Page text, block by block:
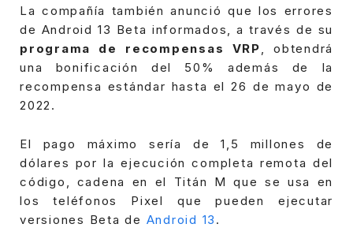
La compañía también anunció que los errores
de Android 13 Beta informados, a través de su
programa de recompensas VRP, obtendrá
una bonificación del 50% además de la
recompensa estándar hasta el 26 de mayo de
2022.
El pago máximo sería de 1,5 millones de
dólares por la ejecución completa remota del
código, cadena en el Titán M que se usa en
los teléfonos Pixel que pueden ejecutar
versiones Beta de Android 13 .